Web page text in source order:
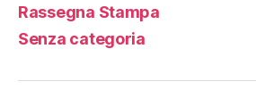
Rassegna Stampa
Senza categoria